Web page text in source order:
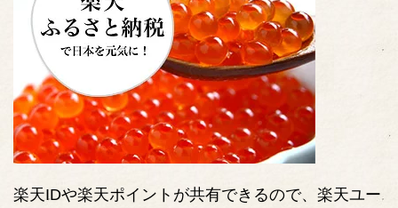
楽天IDや楽天ポイントが共有できるので、楽天ユー